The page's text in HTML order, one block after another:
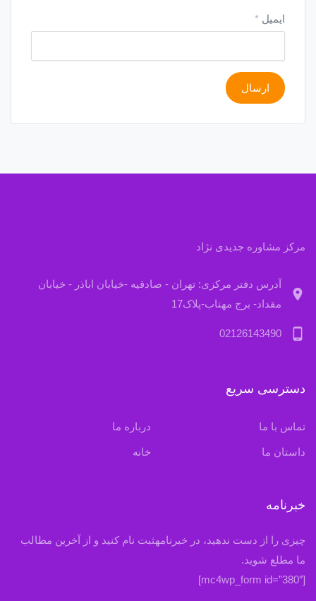
ایمیل *
مرکز مشاوره جدیدی نژاد
location_on
آدرس دفتر مرکزی: تهران - صادقیه -خیابان اباذر - خیابان
مقداد- برج مهتاب-پلاک17
phone_android
02126143490
دسترسی سریع
تماس با ما درباره ما
داستان ما خانه
خبرنامه
چیزی را از دست ندهید، در خبرنامهثبت نام کنید و از آخرین مطالب
ما مطلع شوید.
[mc4wp_form id=”380″]